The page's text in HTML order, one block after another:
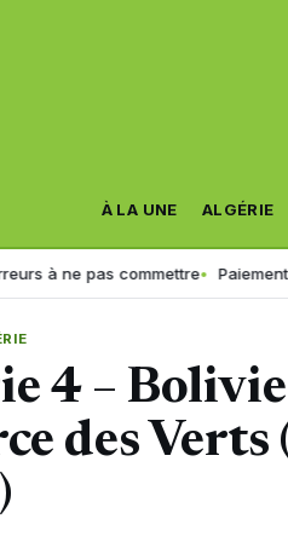
À LA UNE ALGÉRIE
commettre Paiement
4 –
des